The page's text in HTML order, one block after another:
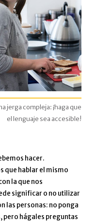
jerga compleja: ¡haga que
el lenguaje sea accesible!
hacer.
que hablar el mismo
la que nos
significar o no utilizar
las personas: no ponga
pero hágales preguntas